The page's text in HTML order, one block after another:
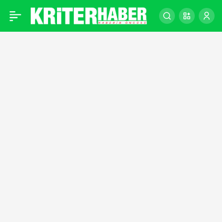
Galatasaray’a 0